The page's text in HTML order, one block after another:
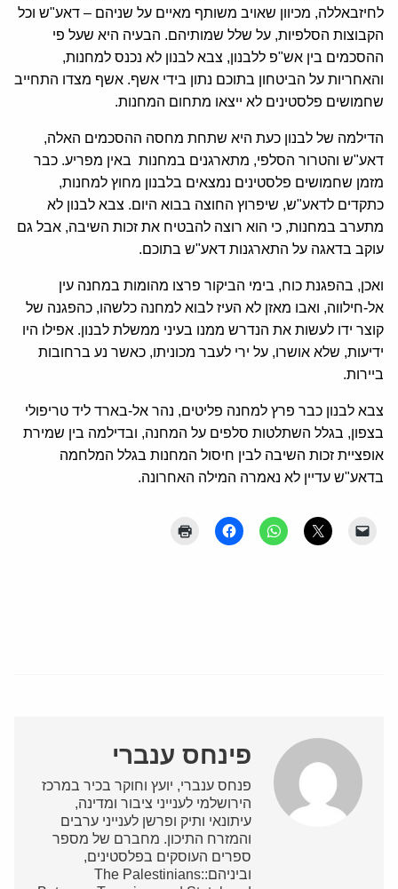
לחיזבאללה, מכיוון שאויב משותף מאיים על שניהם – דאע"ש וכל
הקבוצות הסלפיות, על שלל שמותיהם. הבעיה היא שעל פי
ההסכמים בין אש"פ ללבנון, צבא לבנון לא נכנס למחנות,
והאחריות על הביטחון בתוכם נתון בידי אשף. אשף מצדו התחייב
שחמושים פלסטינים לא ייצאו מתחום המחנות.
הדילמה של לבנון כעת היא שתחת מחסה ההסכמים האלה,
דאע"ש והטרור הסלפי, מתארגנים במחנות באין מפריע. כבר
מזמן שחמושים פלסטינים נמצאים בלבנון מחוץ למחנות,
כתקדים לדאע"ש, שיפרוץ החוצה בבוא היום. צבא לבנון לא
מתערב במחנות, כי הוא רוצה להבטיח את זכות השיבה, אבל גם
עוקב בדאגה על התארגנות דאע"ש בתוכם.
ואכן, בהפגנת כוח, בימי הביקור פרצו מהומות במחנה עין
אל-חילווה, ואבו מאזן לא העיז לבוא למחנה כלשהו, כהפגנה של
קוצר ידו לעשות את הנדרש ממנו בעיני ממשלת לבנון. אפילו היו
ידיעות, שלא אושרו, על ירי לעבר מכוניתו, כאשר נע ברחובות
ביירות.
צבא לבנון כבר פרץ למחנה פליטים, נהר אל-בארד ליד טריפולי
בצפון, בגלל השתלטות סלפים על המחנה, ובדילמה בין שמירת
אופציית זכות השיבה לבין חיסול המחנות בגלל המלחמה
בדאע"ש עדיין לא נאמרה המילה האחרונה.
פינחס ענברי
פנחס ענברי, יועץ וחוקר בכיר במרכז
הירושלמי לענייני ציבור ומדינה,
עיתונאי ותיק ופרשן לענייני ערבים
והמזרח התיכון. מחברם של מספר
ספרים העוסקים בפלסטינים,
וביניהם:The Palestinians: